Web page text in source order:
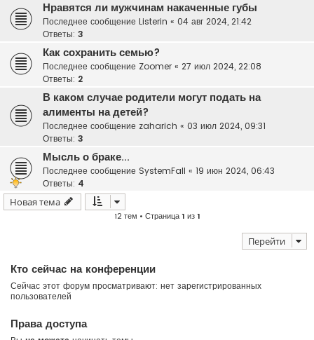
Нравятся ли мужчинам накаченные губы
Последнее сообщение Listerin « 04 авг 2024, 21:42
Ответы: 3
Как сохранить семью?
Последнее сообщение Zoomer « 27 июл 2024, 22:08
Ответы: 2
В каком случае родители могут подать на
алименты на детей?
Последнее сообщение zaharich « 03 июл 2024, 09:31
Ответы: 3
Мысль о браке...
Последнее сообщение SystemFall « 19 июн 2024, 06:43
Ответы: 4
Новая тема
12 тем • Страница1 из1
Перейти
Кто сейчас на конференции
Сейчас этот форум просматривают: нет зарегистрированных
пользователей
Права доступа